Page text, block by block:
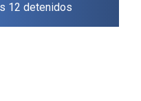
12 detenidos